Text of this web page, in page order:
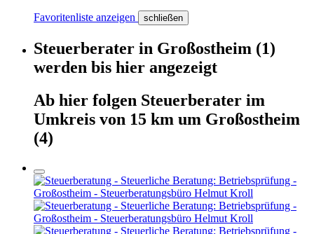
Favoritenliste anzeigen schließen
Steuerberater in Großostheim (1)
werden bis hier angezeigt
Ab hier folgen Steuerberater im
Umkreis von 15 km um Großostheim
(4)